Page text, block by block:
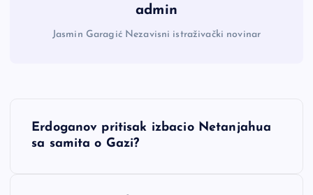
admin
Jasmin Garagić Nezavisni istraživački novinar
NErdoganov pritisak izbacio Netanjahua
sa samita o Gazi?